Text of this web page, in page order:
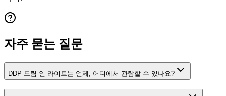
자주 묻는 질문
DDP 드림 인 라이트는 언제, 어디에서 관람할 수 있나요?